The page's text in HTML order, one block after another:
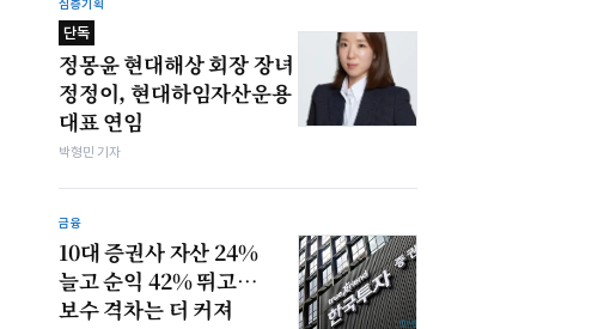
심층기획
단독
정몽윤 현대해상 회장 장녀
정정이, 현대하임자산운용
대표 연임
박형민 기자
금융
10대 증권사 자산 24%
늘고 순익 42% 뛰고…
보수 격차는 더 커져